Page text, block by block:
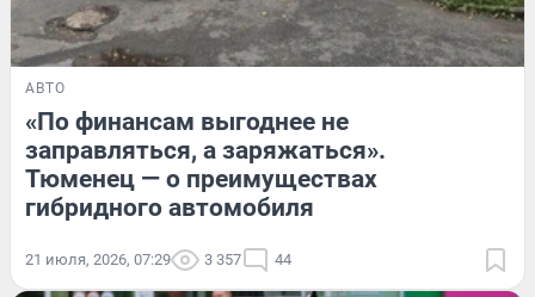
АВТО
«По финансам выгоднее не
заправляться, а заряжаться».
Тюменец — о преимуществах
гибридного автомобиля
21 июля, 2026, 07:29 3 357 44